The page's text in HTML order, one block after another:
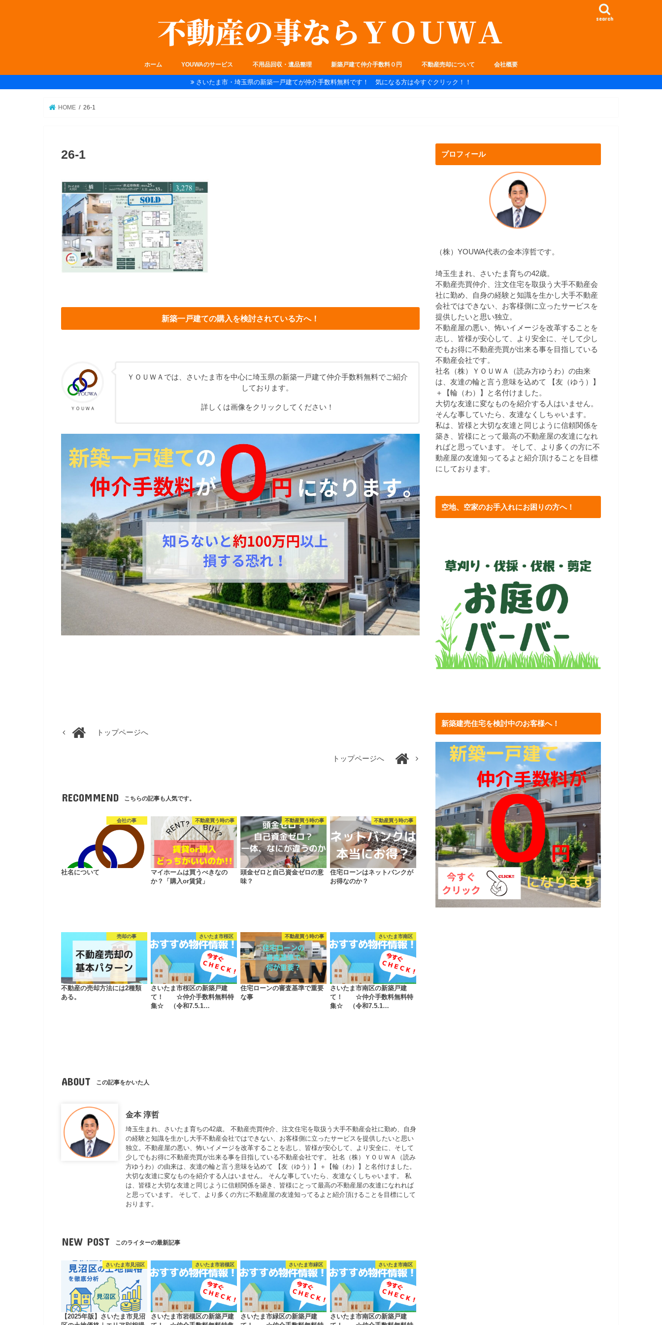
search
ホーム YOUWAのサービス 不用品回収・遺品整理 新築戸建て仲介手数料０円 不動産売却について 会社概要
さいたま市・埼玉県の新築一戸建てが仲介手数料無料です！ 気になる方は今すぐクリック！！
HOME 26-1
26-1
新築一戸建ての購入を検討されている方へ！
ＹＯＵＷＡ
ＹＯＵＷＡでは、さいたま市を中心に埼玉県の新築一戸建て仲介手数料無料でご紹介
しております。
詳しくは画像をクリックしてください！
トップページへ
トップページへ
RECOMMEND こちらの記事も人気です。
会社の事
社名について
不動産買う時の事
マイホームは買うべきなの
か？「購入or賃貸」
不動産買う時の事
頭金ゼロと自己資金ゼロの意
味？
不動産買う時の事
住宅ローンはネットバンクが
お得なのか？
売却の事
不動産の売却方法には2種類
ある。
さいたま市桜区
さいたま市桜区の新築戸建
て！ ☆仲介手数料無料特
集☆ （令和7.5.1…
不動産買う時の事
住宅ローンの審査基準で重要
な事
さいたま市南区
さいたま市南区の新築戸建
て！ ☆仲介手数料無料特
集☆ （令和7.5.1…
ABOUT この記事をかいた人
金本 淳哲
埼玉生まれ、さいたま育ちの42歳。 不動産売買仲介、注文住宅を取扱う大手不動産会社に勤め、自身
の経験と知識を生かし大手不動産会社ではできない、お客様側に立ったサービスを提供したいと思い
独立。不動産屋の悪い、怖いイメージを改革することを志し、皆様が安心して、より安全に、そして
少しでもお得に不動産売買が出来る事を目指している不動産会社です。 社名（株）ＹＯＵＷＡ（読み
方ゆうわ）の由来は、友達の輪と言う意味を込めて 【友（ゆう）】＋【輪（わ）】と名付けました。
大切な友達に変なものを紹介する人はいません。 そんな事していたら、友達なくしちゃいます。 私
は、皆様と大切な友達と同じように信頼関係を築き、皆様にとって最高の不動産屋の友達になれれば
と思っています。 そして、より多くの方に不動産屋の友達知ってるよと紹介頂けることを目標にして
おります。
NEW POST このライターの最新記事
さいたま市見沼区
【2025年版】さいたま市見沼
さいたま市岩槻区
さいたま市岩槻区の新築戸建
さいたま市緑区
さいたま市緑区の新築戸建
さいたま市南区
さいたま市南区の新築戸建
プロフィール
（株）YOUWA代表の金本淳哲です。
埼玉生まれ、さいたま育ちの42歳。
不動産売買仲介、注文住宅を取扱う大手不動産会
社に勤め、自身の経験と知識を生かし大手不動産
会社ではできない、お客様側に立ったサービスを
提供したいと思い独立。
不動産屋の悪い、怖いイメージを改革することを
志し、皆様が安心して、より安全に、そして少し
でもお得に不動産売買が出来る事を目指している
不動産会社です。
社名（株）ＹＯＵＷＡ（読み方ゆうわ）の由来
は、友達の輪と言う意味を込めて 【友（ゆう）】
＋【輪（わ）】と名付けました。
大切な友達に変なものを紹介する人はいません。
そんな事していたら、友達なくしちゃいます。
私は、皆様と大切な友達と同じように信頼関係を
築き、皆様にとって最高の不動産屋の友達になれ
ればと思っています。 そして、より多くの方に不
動産屋の友達知ってるよと紹介頂けることを目標
にしております。
空地、空家のお手入れにお困りの方へ！
新築建売住宅を検討中のお客様へ！